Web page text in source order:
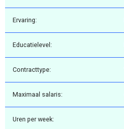
Ervaring:
Educatielevel:
Contracttype:
Maximaal salaris:
Uren per week: